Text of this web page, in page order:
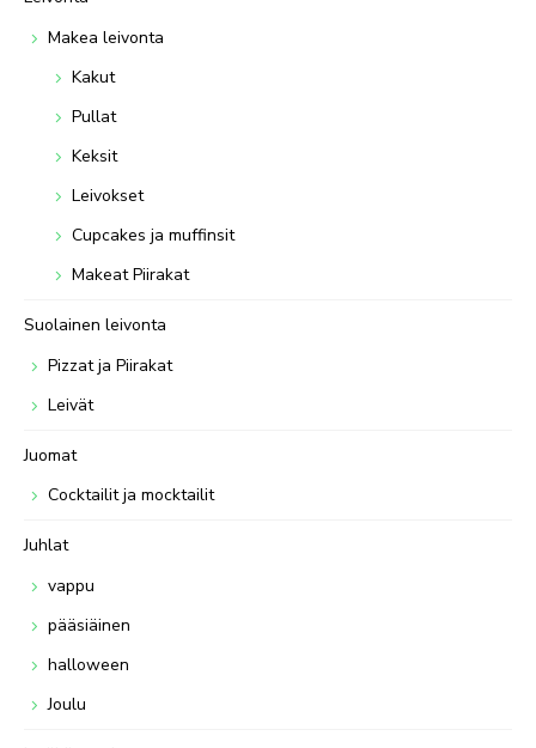
Makea leivonta
Kakut
Pullat
Keksit
Leivokset
Cupcakes ja muffinsit
Makeat Piirakat
Suolainen leivonta
Pizzat ja Piirakat
Leivät
Juomat
Cocktailit ja mocktailit
Juhlat
vappu
pääsiäinen
halloween
Joulu